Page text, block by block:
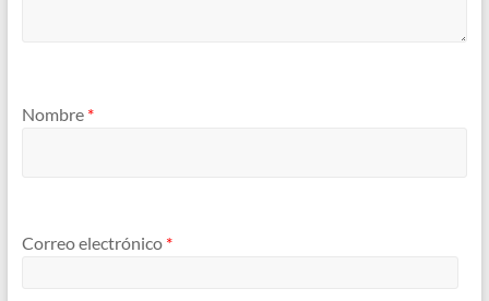
Nombre *
Correo electrónico *